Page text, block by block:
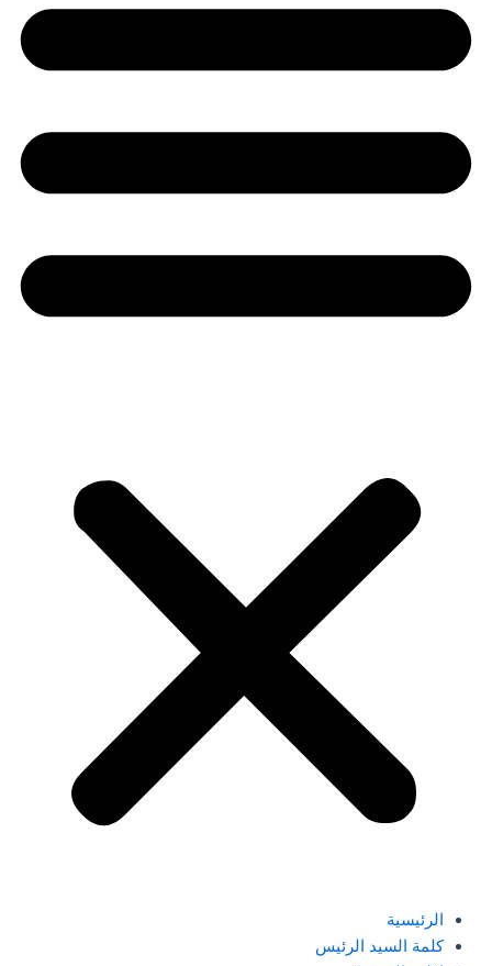
الرئيسية
كلمة السيد الرئيس